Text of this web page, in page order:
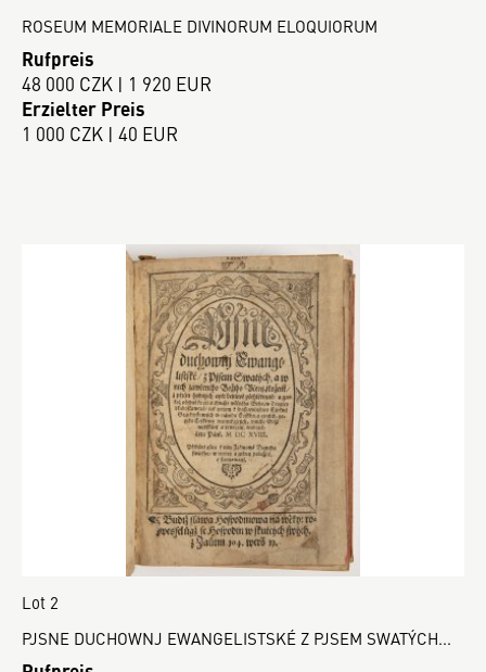
ROSEUM MEMORIALE DIVINORUM ELOQUIORUM
Rufpreis
48 000 CZK | 1 920 EUR
Erzielter Preis
1 000 CZK | 40 EUR
Lot 2
PJSNE DUCHOWNJ EWANGELISTSKÉ Z PJSEM SWATÝCH...